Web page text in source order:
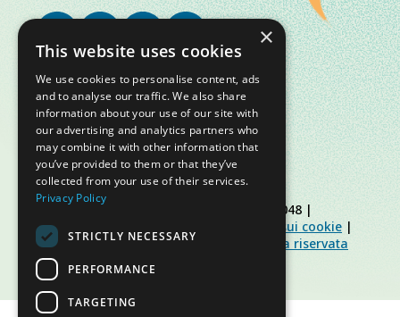
© Slow Food Foundation | C.F. 91019770048 |
Informativa sulla privacy
Informativa sui cookie |
Slow Food Foundation|Linee guida area riservata
×
This website uses cookies
We use cookies to personalise content, ads
and to analyse our traffic. We also share
information about your use of our site with
our advertising and analytics partners who
may combine it with other information that
you’ve provided to them or that they’ve
collected from your use of their services.
Privacy Policy
STRICTLY NECESSARY
PERFORMANCE
TARGETING